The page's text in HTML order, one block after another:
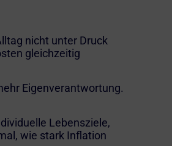
nicht unter Druck
gleichzeitig
Eigenverantwortung.
Lebensziele,
wie stark Inflation